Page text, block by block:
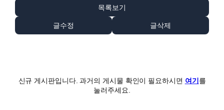
목록보기
글수정 글삭제
신규 게시판입니다. 과거의 게시물 확인이 필요하시면 여기 를
눌러주세요.